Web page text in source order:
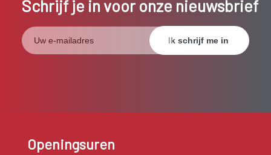
Schrijf je in voor onze nieuwsbrief
Openingsuren